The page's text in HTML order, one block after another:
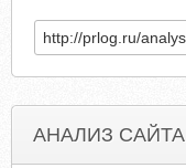
АНАЛИЗ САЙТА